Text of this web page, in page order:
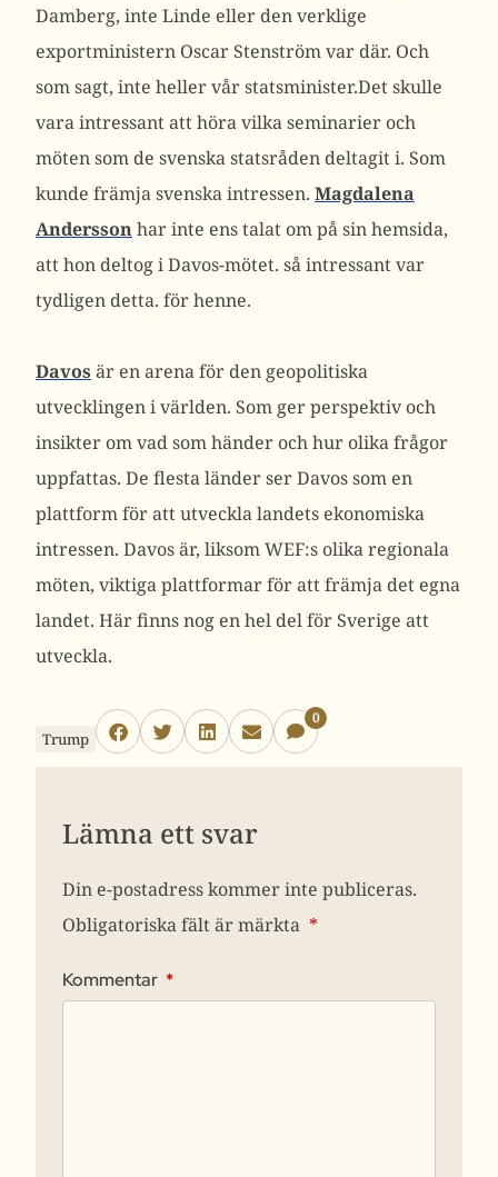
Damberg, inte Linde eller den verklige
exportministern Oscar Stenström var där. Och
som sagt, inte heller vår statsminister.Det skulle
vara intressant att höra vilka seminarier och
möten som de svenska statsråden deltagit i. Som
kunde främja svenska intressen. Magdalena
Anderssonhar inte ens talat om på sin hemsida,
att hon deltog i Davos-mötet. så intressant var
tydligen detta. för henne.
Davos är en arena för den geopolitiska
utvecklingen i världen. Som ger perspektiv och
insikter om vad som händer och hur olika frågor
uppfattas. De flesta länder ser Davos som en
plattform för att utveckla landets ekonomiska
intressen. Davos är, liksom WEF:s olika regionala
möten, viktiga plattformar för att främja det egna
landet. Här finns nog en hel del för Sverige att
utveckla.
Trump
0
Lämna ett svar
Din e-postadress kommer inte publiceras.
Obligatoriska fält är märkta *
Kommentar *